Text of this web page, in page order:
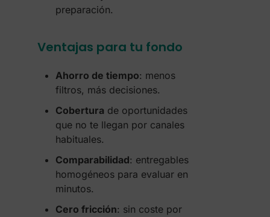
preparación.
Ventajas para tu fondo
Ahorro de tiempo: menos
filtros, más decisiones.
Cobertura de oportunidades
que no te llegan por canales
habituales.
Comparabilidad: entregables
homogéneos para evaluar en
minutos.
Cero fricción: sin coste por